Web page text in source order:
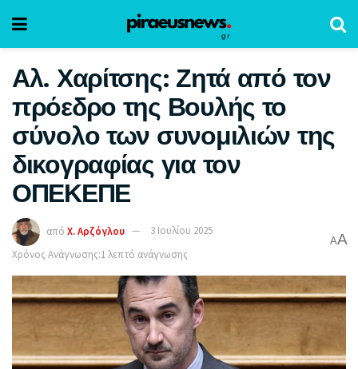
Αλ. Χαρίτσης: Ζητά από τον
πρόεδρο της Βουλής το
σύνολο των συνομιλιών της
δικογραφίας για τον
ΟΠΕΚΕΠΕ
από Χ. Αρζόγλου
3 Ιουλίου 2025
Χρόνος Ανάγνωσης:1 λεπτό ανάγνωσης
AA